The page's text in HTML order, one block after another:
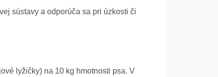
sústavy a odporúča sa pri úzkosti či
lyžičky) na 10 kg hmotnosti psa. V